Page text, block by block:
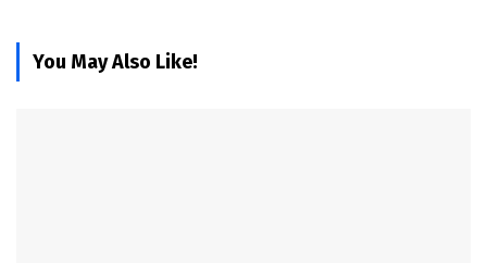
You May Also Like!